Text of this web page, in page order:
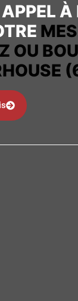
À
OU